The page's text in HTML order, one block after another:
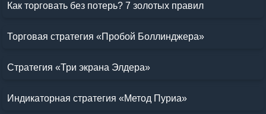
Как торговать без потерь? 7 золотых правил
Торговая стратегия «Пробой Боллинджера»
Стратегия «Три экрана Элдера»
Индикаторная стратегия «Метод Пуриа»